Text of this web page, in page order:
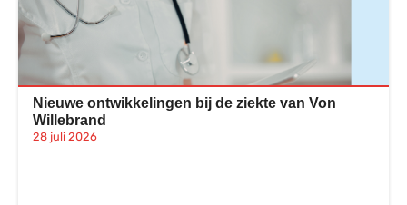
Nieuwe ontwikkelingen bij de ziekte van Von
Willebrand
28 juli 2026